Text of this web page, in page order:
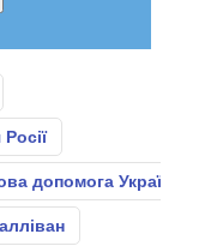
допомога Україні